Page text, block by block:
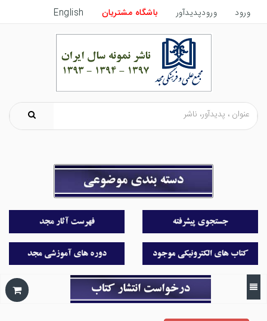
ورود ورودپدیدآور باشگاه مشتریان English